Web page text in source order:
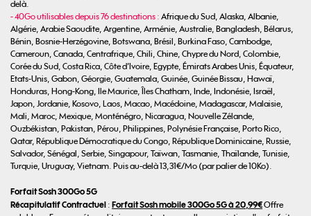
delà.
- 40Go utilisables depuis 76 destinations : Afrique du Sud, Alaska, Albanie,
Algérie, Arabie Saoudite, Argentine, Arménie, Australie, Bangladesh, Bélarus,
Bénin, Bosnie-Herzégovine, Botswana, Brésil, Burkina Faso, Cambodge,
Cameroun, Canada, Centrafrique, Chili, Chine, Chypre du Nord, Colombie,
Corée du Sud, Costa Rica, Côte d’Ivoire, Egypte, Émirats Arabes Unis, Équateur,
Etats-Unis, Gabon, Géorgie, Guatemala, Guinée, Guinée Bissau, Hawaï,
Honduras, Hong-Kong, Ile Maurice, Îles Chatham, Inde, Indonésie, Israël,
Japon, Jordanie, Kosovo, Laos, Macao, Macédoine, Madagascar, Malaisie,
Mali, Maroc, Mexique, Monténégro, Nicaragua, Nouvelle Zélande,
Ouzbékistan, Pakistan, Pérou, Philippines, Polynésie Française, Porto Rico,
Qatar, République Démocratique du Congo, République Dominicaine, Russie,
Salvador, Sénégal, Serbie, Singapour, Taïwan, Tasmanie, Thaïlande, Tunisie,
Turquie, Uruguay, Vietnam. Puis au-delà 13,31€/Mo (par palier de 10Ko).
Forfait Sosh 300Go 5G
Récapitulatif Contractuel : Forfait Sosh mobile 300Go 5G à 20,99€Offre